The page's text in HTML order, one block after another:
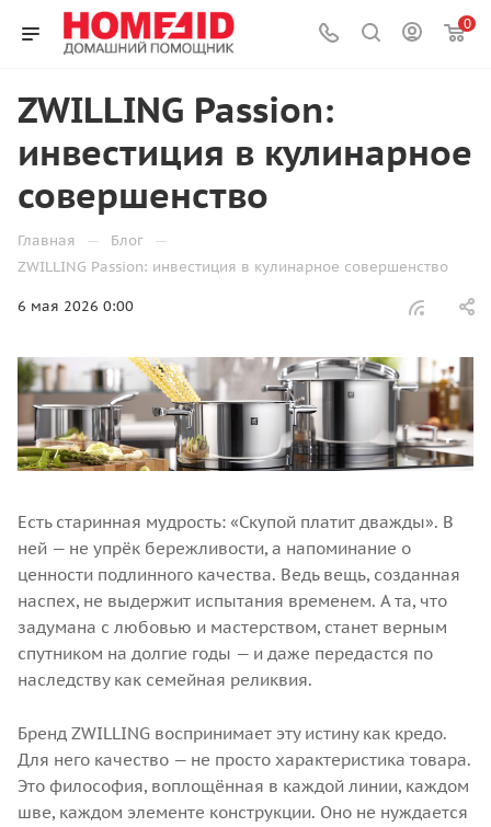
0
ZWILLING Passion:
инвестиция в кулинарное
совершенство
Главная — Блог —
ZWILLING Passion: инвестиция в кулинарное совершенство
6 мая 2026 0:00
Есть старинная мудрость: «Скупой платит дважды». В
ней — не упрёк бережливости, а напоминание о
ценности подлинного качества. Ведь вещь, созданная
наспех, не выдержит испытания временем. А та, что
задумана с любовью и мастерством, станет верным
спутником на долгие годы — и даже передастся по
наследству как семейная реликвия.
Бренд ZWILLING воспринимает эту истину как кредо.
Для него качество — не просто характеристика товара.
Это философия, воплощённая в каждой линии, каждом
шве, каждом элементе конструкции. Оно не нуждается